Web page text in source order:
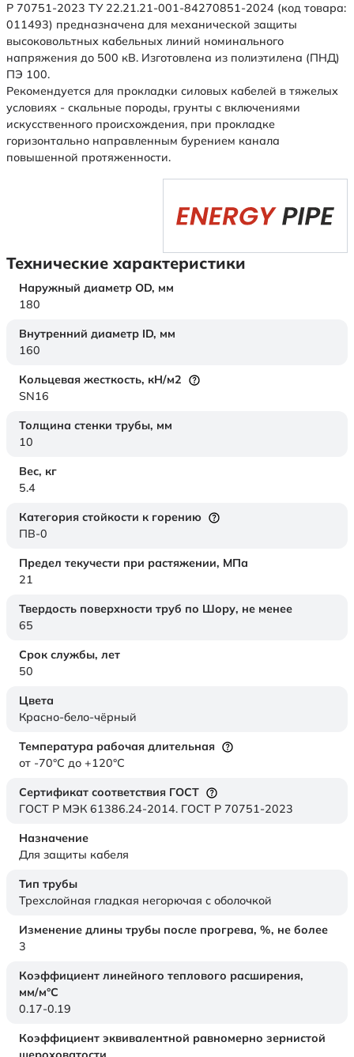
Р 70751-2023 ТУ 22.21.21-001-84270851-2024 (код товара:
011493) предназначена для механической защиты
высоковольтных кабельных линий номинального
напряжения до 500 кВ. Изготовлена из полиэтилена (ПНД)
ПЭ 100.
Рекомендуется для прокладки силовых кабелей в тяжелых
условиях - скальные породы, грунты с включениями
искусственного происхождения, при прокладке
горизонтально направленным бурением канала
повышенной протяженности.
Технические характеристики
Наружный диаметр OD, мм
180
Внутренний диаметр ID, мм
160
Кольцевая жесткость, кН/м2
SN16
Толщина стенки трубы, мм
10
Вес, кг
5.4
Категория стойкости к горению
ПВ-0
Предел текучести при растяжении, МПа
21
Твердость поверхности труб по Шору, не менее
65
Срок службы, лет
50
Цвета
Красно-бело-чёрный
Температура рабочая длительная
от -70°C до +120°C
Сертификат соответствия ГОСТ
ГОСТ Р МЭК 61386.24-2014. ГОСТ Р 70751-2023
Назначение
Для защиты кабеля
Тип трубы
Трехслойная гладкая негорючая с оболочкой
Изменение длины трубы после прогрева, %, не более
3
Коэффициент линейного теплового расширения,
мм/м°С
0.17-0.19
Коэффициент эквивалентной равномерно зернистой